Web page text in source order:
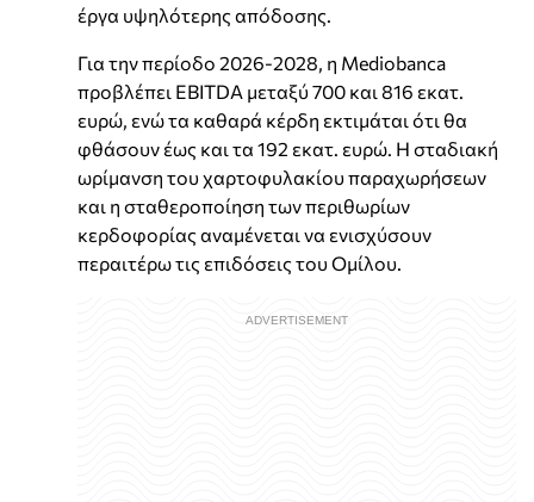
έργα υψηλότερης απόδοσης.
Για την περίοδο 2026-2028, η Mediobanca
προβλέπει EBITDA μεταξύ 700 και 816 εκατ.
ευρώ, ενώ τα καθαρά κέρδη εκτιμάται ότι θα
φθάσουν έως και τα 192 εκατ. ευρώ. Η σταδιακή
ωρίμανση του χαρτοφυλακίου παραχωρήσεων
και η σταθεροποίηση των περιθωρίων
κερδοφορίας αναμένεται να ενισχύσουν
περαιτέρω τις επιδόσεις του Ομίλου.